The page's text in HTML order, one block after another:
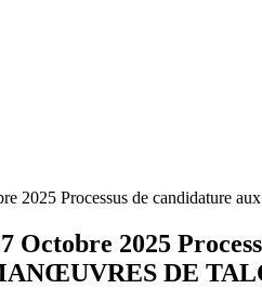
2025 Processus de
Octobre 2025
DE